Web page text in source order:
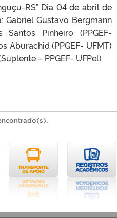
RS” Dia 04 de abril de
Gabriel Gustavo Bergmann
Pinheiro (PPGEF-
Aburachid (PPGEF- UFMT)
– PPGEF- UFPel)